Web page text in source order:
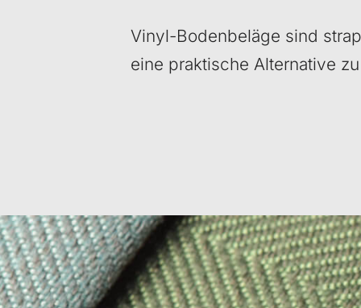
Vinyl-Bodenbeläge sind
eine praktische Alternative